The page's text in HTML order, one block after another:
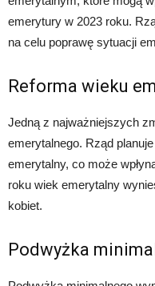
emerytury w 2023 roku.
na celu poprawę sytuacji
Reforma wieku
Jedną z najważniejszych
emerytalnego. Rząd
emerytalny, co może
roku wiek emerytalny
kobiet.
Podwyżka